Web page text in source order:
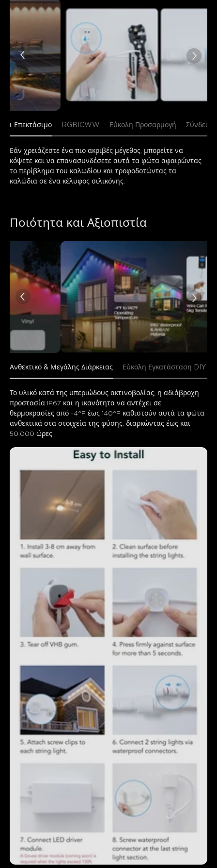
Κοπτόμενο και Επεκτάσιμο RGBICWW Εύκολη
Εάν χρειάζεστε ένα πιο ακριβές μέγεθος, μπορείτε να
κόψετε και να επανασυνδέσετε αυτά τα φώτα αφαιρώντας
το περίβλημα του καλωδίου και τροφοδοτώντας τα
καλώδια σε ένα κέλυφος σιλικόνης.
Ποιότητα και Αξιοπιστία
Ανθεκτικό & Μεγάλης Διάρκειας Εύκολη Εγκατάσταση DIY
Το υλικό κατά της υπεριώδους ακτινοβολίας, η αδιάβροχη
προστασία IP67 και η ικανότητα να αντέχει σε
θερμοκρασίες από -4°F έως 140°F καθιστούν αυτά τα φώτα
ανθεκτικά στα στοιχεία της φύσης, διαρκώντας έως και